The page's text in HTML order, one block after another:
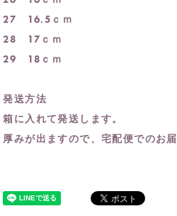
27 16.5ｃｍ
28 17ｃｍ
29 18ｃｍ
発送方法
箱に入れて発送します。
厚みが出ますので、宅配便でのお